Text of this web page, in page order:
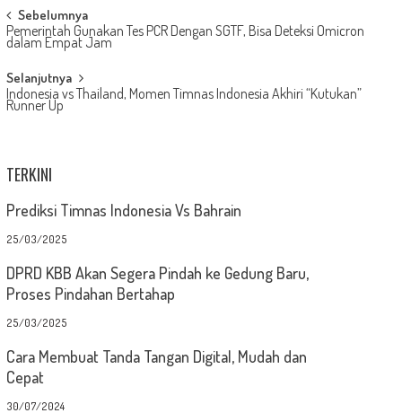
Post
navigation
Sebelumnya
Pemerintah Gunakan Tes PCR Dengan SGTF, Bisa Deteksi Omicron
dalam Empat Jam
Selanjutnya
Indonesia vs Thailand, Momen Timnas Indonesia Akhiri “Kutukan”
Runner Up
TERKINI
Prediksi Timnas Indonesia Vs Bahrain
25/03/2025
DPRD KBB Akan Segera Pindah ke Gedung Baru,
Proses Pindahan Bertahap
25/03/2025
Cara Membuat Tanda Tangan Digital, Mudah dan
Cepat
30/07/2024